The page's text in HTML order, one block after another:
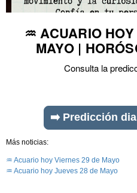
♒ ACUARIO
MAYO |
Consulta la
➡️ Predicción
Más noticias:
♒ Acuario hoy Viernes 29 de Mayo
♒ Acuario hoy Jueves 28 de Mayo